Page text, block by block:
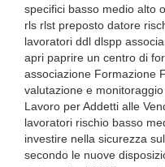
specifici basso medio alto
rls rlst preposto datore
lavoratori ddl dlspp
apri paprire un centro di
associazione Formazione
valutazione e
Lavoro per Addetti alle
lavoratori rischio basso
investire nella sicurezza
secondo le nuove